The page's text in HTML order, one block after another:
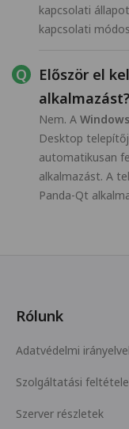
kapcsolati
kapcsolati
Először el
alkalmazást?
Nem. A
Desktop
automatikusan
alkalmazást. A
Panda-Qt
Rólunk
Adatvédelmi
Szolgáltatási
Szerver részletek